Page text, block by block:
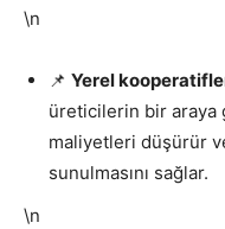
\n
📌 Yerel
üreticilerin bir araya
maliyetleri düşürür
sunulmasını sağlar.
\n